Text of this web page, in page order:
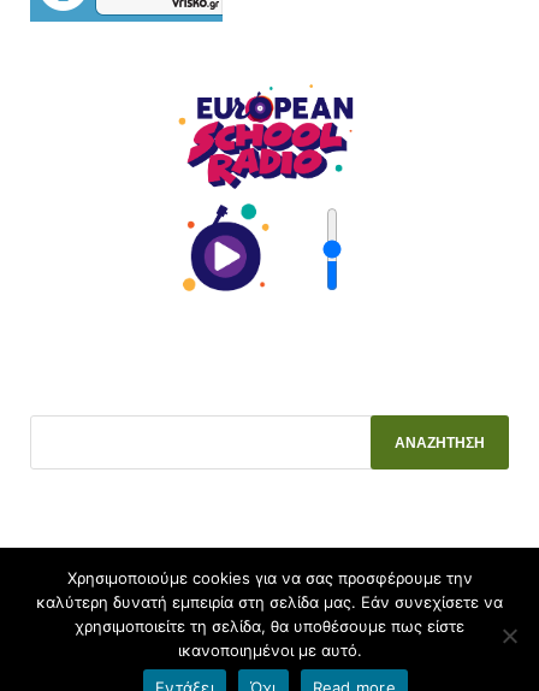
Πνευματικά δικαιώματα © 2026 2ο ΕΠΑ.Λ. Λάρισας .
blogs.sch.grκαιHitMag.
Χρησιμοποιούμε cookies για να σας προσφέρουμε την
καλύτερη δυνατή εμπειρία στη σελίδα μας. Εάν συνεχίσετε να
χρησιμοποιείτε τη σελίδα, θα υποθέσουμε πως είστε
ικανοποιημένοι με αυτό.
Εντάξει
Όχι Read more